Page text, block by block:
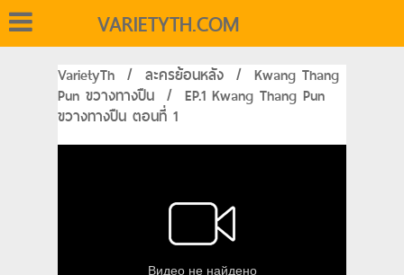
VARIETYTH.COM
VarietyTh / ละครย้อนหลัง / Kwang Thang
Pun ขวางทางปืน / EP.1 Kwang Thang Pun
ขวางทางปืน ตอนที่ 1